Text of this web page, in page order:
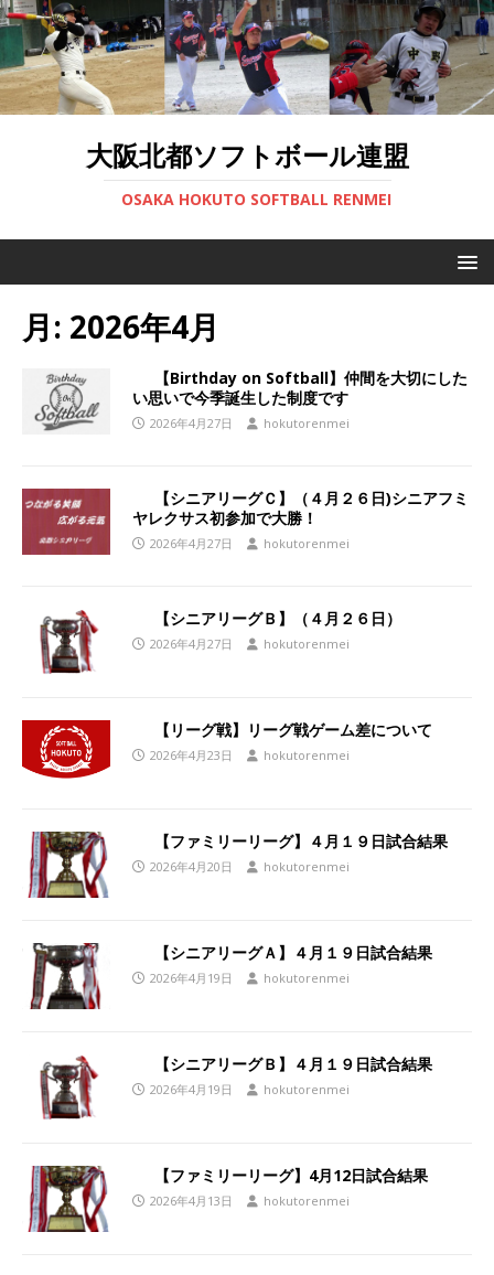
大阪北都ソフトボール連盟
OSAKA HOKUTO SOFTBALL RENMEI
月: 2026年4月
【Birthday on Softball】仲間を大切にした
い思いで今季誕生した制度です
2026年4月27日 hokutorenmei
【シニアリーグＣ】（４月２６日)シニアフミ
ヤレクサス初参加で大勝！
2026年4月27日 hokutorenmei
【シニアリーグＢ】（４月２６日）
2026年4月27日 hokutorenmei
【リーグ戦】リーグ戦ゲーム差について
2026年4月23日 hokutorenmei
【ファミリーリーグ】４月１９日試合結果
2026年4月20日 hokutorenmei
【シニアリーグＡ】４月１９日試合結果
2026年4月19日 hokutorenmei
【シニアリーグＢ】４月１９日試合結果
2026年4月19日 hokutorenmei
【ファミリーリーグ】4月12日試合結果
2026年4月13日 hokutorenmei